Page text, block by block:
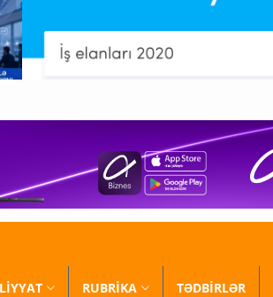
RUBRİKA TƏDBİRLƏR